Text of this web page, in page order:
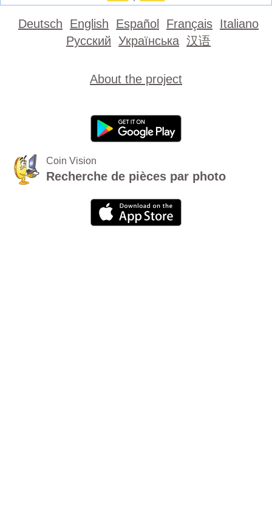
Deutsch English Español Français Italiano
Русский Українська 汉语
About the project
Coin Vision
Recherche de pièces par photo